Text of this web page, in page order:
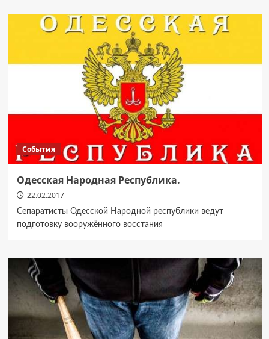
События
Одесская Народная Республика.
22.02.2017
Сепаратисты Одесской Народной республики ведут
подготовку вооружённого восстания